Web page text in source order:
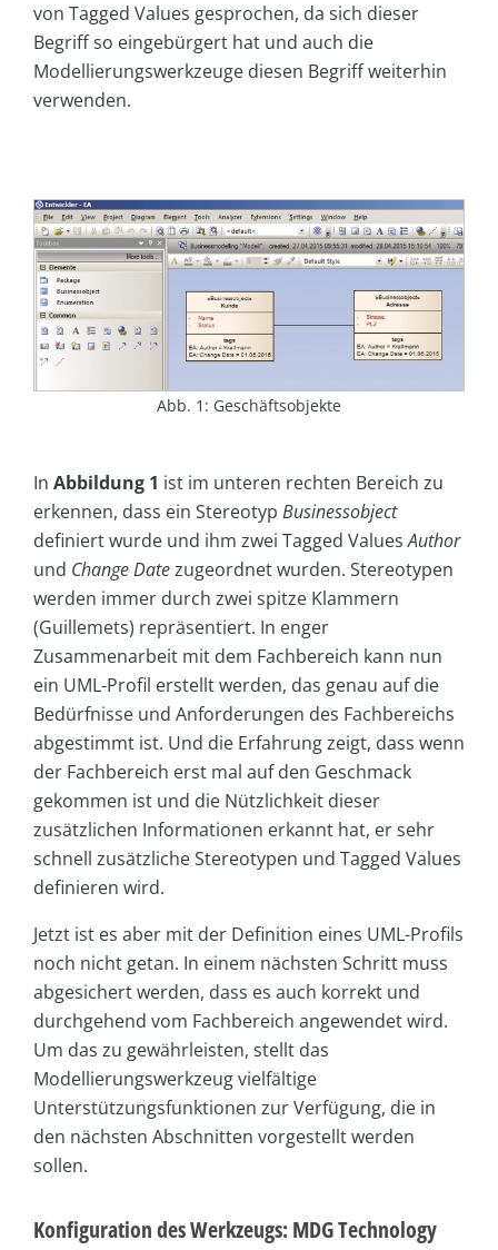
von Tagged Values gesprochen, da sich dieser
Begriff so eingebürgert hat und auch die
Modellierungswerkzeuge diesen Begriff weiterhin
verwenden.
Abb. 1: Geschäftsobjekte
In Abbildung 1 ist im unteren rechten Bereich zu
erkennen, dass ein Stereotyp Businessobject
definiert wurde und ihm zwei Tagged ValuesAuthor
und Change Datezugeordnet wurden. Stereotypen
werden immer durch zwei spitze Klammern
(Guillemets) repräsentiert. In enger
Zusammenarbeit mit dem Fachbereich kann nun
ein UML-Profil erstellt werden, das genau auf die
Bedürfnisse und Anforderungen des Fachbereichs
abgestimmt ist. Und die Erfahrung zeigt, dass wenn
der Fachbereich erst mal auf den Geschmack
gekommen ist und die Nützlichkeit dieser
zusätzlichen Informationen erkannt hat, er sehr
schnell zusätzliche Stereotypen und Tagged Values
definieren wird.
Jetzt ist es aber mit der Definition eines UML-Profils
noch nicht getan. In einem nächsten Schritt muss
abgesichert werden, dass es auch korrekt und
durchgehend vom Fachbereich angewendet wird.
Um das zu gewährleisten, stellt das
Modellierungswerkzeug vielfältige
Unterstützungsfunktionen zur Verfügung, die in
den nächsten Abschnitten vorgestellt werden
sollen.
Konfiguration des Werkzeugs: MDG Technology